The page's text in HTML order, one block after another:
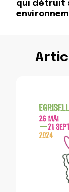
qui détruit